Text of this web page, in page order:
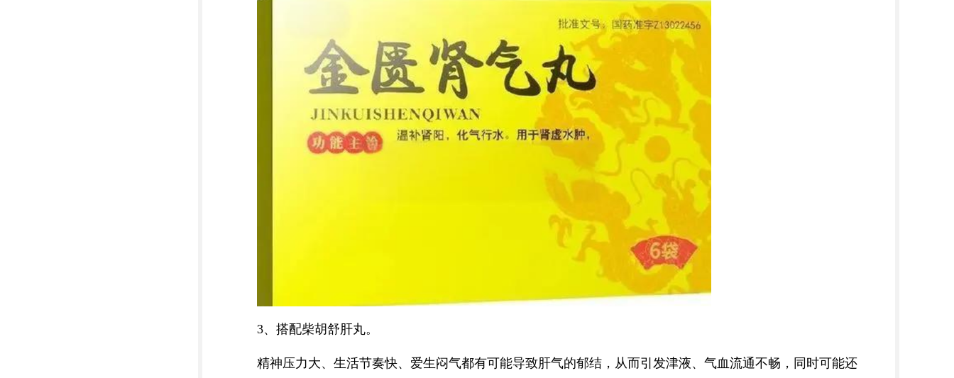
3、搭配柴胡舒肝丸。
精神压力大、生活节奏快、爱生闷气都有可能导致肝气的郁结，从而引发津液、气血流通不畅，同时可能还